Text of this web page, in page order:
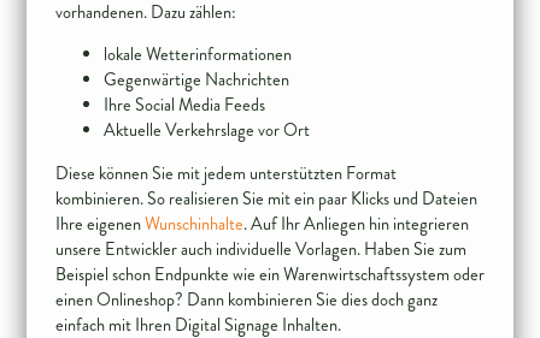
lokale Wetterinformationen
Gegenwärtige Nachrichten
Ihre Social Media Feeds
Aktuelle Verkehrslage vor Ort
Diese können Sie mit jedem unterstützten Format
kombinieren. So realisieren Sie mit ein paar Klicks und Dateien
Ihre eigenenWunschinhalte. Auf Ihr Anliegen hin integrieren
unsere Entwickler auch individuelle Vorlagen. Haben Sie zum
Beispiel schon Endpunkte wie ein Warenwirtschaftssystem oder
einen Onlineshop? Dann kombinieren Sie dies doch ganz
einfach mit Ihren Digital Signage Inhalten.